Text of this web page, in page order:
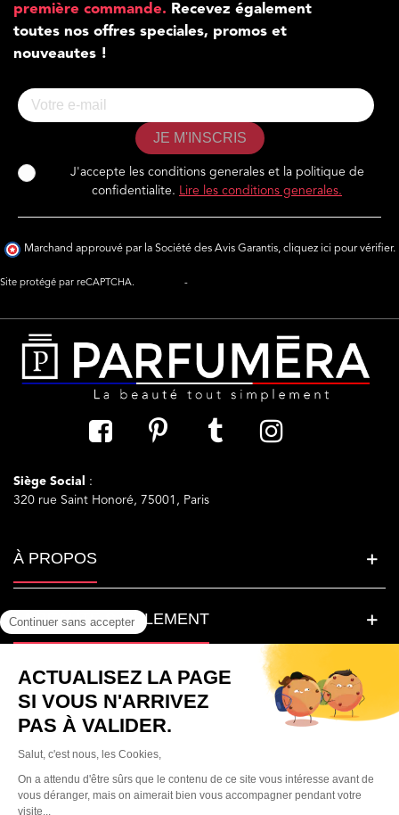
première commande. Recevez également
toutes nos offres speciales, promos et
nouveautes !
JE M'INSCRIS
J'accepte les conditions generales et la politique de
confidentialite. Lire les conditions generales.
Marchand approuvé par la Société des Avis Garantis, cliquez ici pour vérifier.
Site protégé par reCAPTCHA. -
Siège Social
:
320 rue Saint Honoré, 75001, Paris
À PROPOS
LA BEAUTE SIMPLEMENT
BESOIN D'AIDE ?